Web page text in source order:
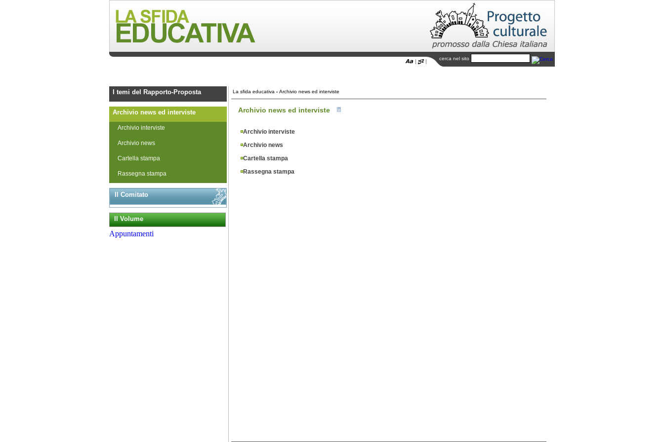
cerca nel sito
I temi del Rapporto-Proposta
Archivio news ed interviste
Archivio interviste
Archivio news
Cartella stampa
Rassegna stampa
Il Comitato
Il Volume
Appuntamenti
La sfida educativa - Archivio news ed interviste
Archivio news ed interviste
Archivio interviste
Archivio news
Cartella stampa
Rassegna stampa